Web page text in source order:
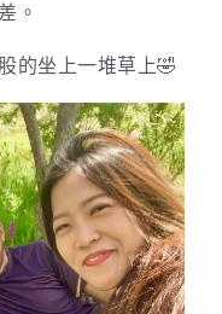
。
的坐上一堆草上🤣